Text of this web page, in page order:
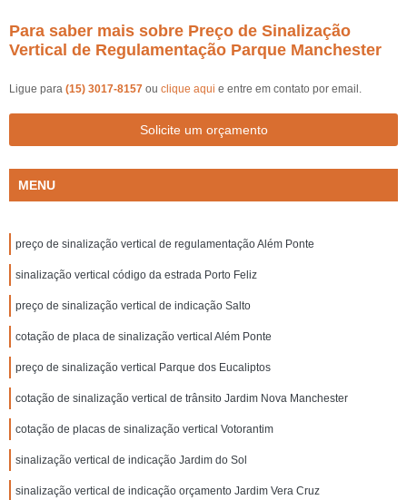
Para saber mais sobre Preço de Sinalização
Vertical de Regulamentação Parque Manchester
Ligue para (15) 3017-8157 ou clique aqui e entre em contato por email.
Solicite um orçamento
MENU
preço de sinalização vertical de regulamentação Além Ponte
sinalização vertical código da estrada Porto Feliz
preço de sinalização vertical de indicação Salto
cotação de placa de sinalização vertical Além Ponte
preço de sinalização vertical Parque dos Eucaliptos
cotação de sinalização vertical de trânsito Jardim Nova Manchester
cotação de placas de sinalização vertical Votorantim
sinalização vertical de indicação Jardim do Sol
sinalização vertical de indicação orçamento Jardim Vera Cruz